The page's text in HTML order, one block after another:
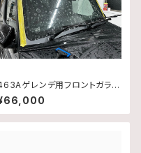
ゲレンデ用フロントガラス
ロテクションフィルムキット